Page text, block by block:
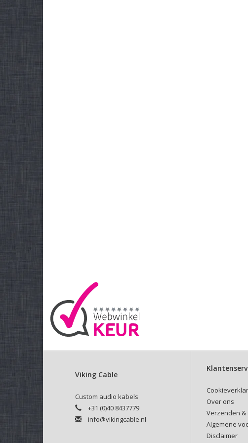
Viking Cable
Custom audio kabels
+31 (0)40 8437779
info@vikingcable.nl
Over ons
Verzenden
Algemene
Disclaimer